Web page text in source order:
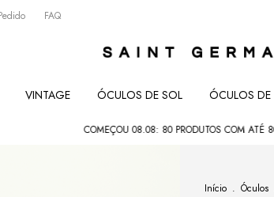
FAQ
VINTAGE ÓCULOS DE SOL ÓCULOS DE
COMEÇOU 08.08: 80 PRODUTOS COM ATÉ 80% •
Início . Óculos